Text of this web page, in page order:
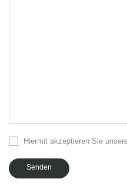
Hiermit akzeptieren Sie
Senden